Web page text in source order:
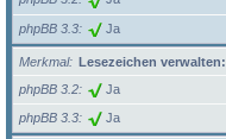
phpBB 3.3 Ja
Merkmal
Lesezeichen verwalten:
phpBB 3.2
Ja
phpBB 3.3 Ja